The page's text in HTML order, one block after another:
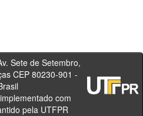
Setembro,
CEP 80230-901 -
PR - Brasil
com
pela UTFPR